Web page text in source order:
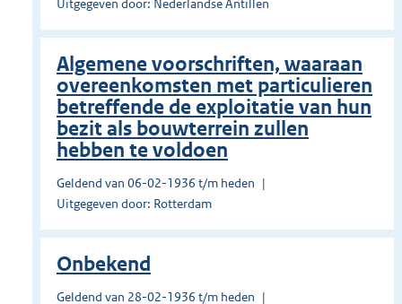
Uitgegeven door: Nederlandse Antillen
Algemene voorschriften, waaraan
overeenkomsten met particulieren
betreffende de exploitatie van hun
bezit als bouwterrein zullen
hebben te voldoen
Geldend van 06-02-1936 t/m heden
Uitgegeven door: Rotterdam
Onbekend
Geldend van 28-02-1936 t/m heden